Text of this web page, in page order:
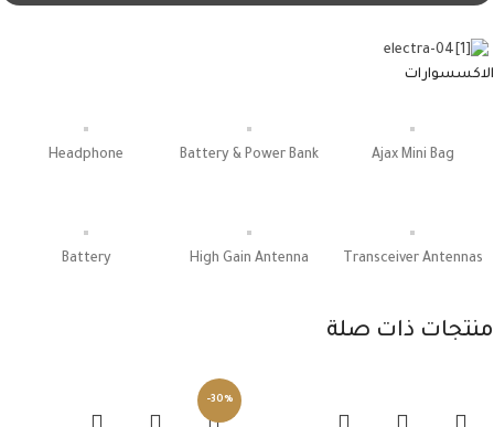
الاكسسوارات
Ajax Mini Bag
Battery & Power Bank
Headphone
Transceiver Antennas
High Gain Antenna
Battery
منتجات ذات صلة
-30%